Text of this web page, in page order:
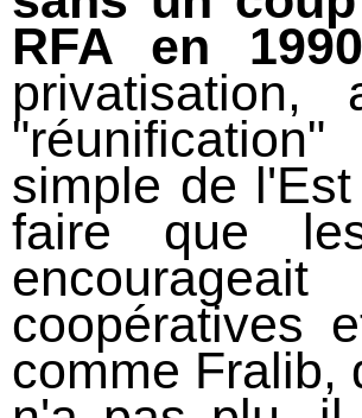
RFA en
simple de
faire que
coopératives
comme Fralib,